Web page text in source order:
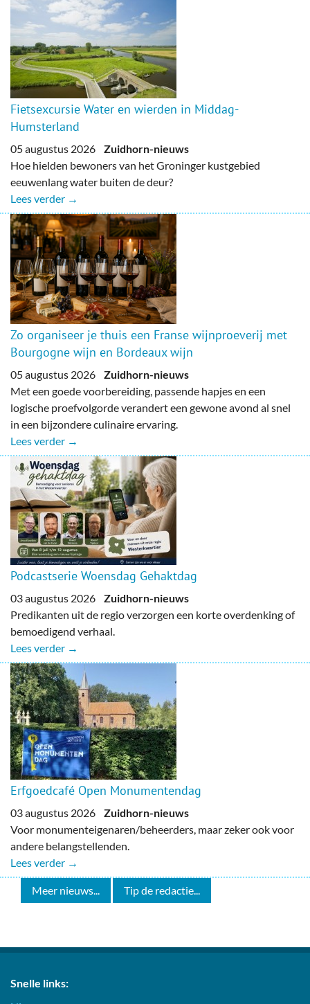
Fietsexcursie Water en wierden in Middag-
Humsterland
05 augustus 2026 Zuidhorn-nieuws
Hoe hielden bewoners van het Groninger kustgebied
eeuwenlang water buiten de deur?
Lees verder →
Zo organiseer je thuis een Franse wijnproeverij met
Bourgogne wijn en Bordeaux wijn
05 augustus 2026 Zuidhorn-nieuws
Met een goede voorbereiding, passende hapjes en een
logische proefvolgorde verandert een gewone avond al snel
in een bijzondere culinaire ervaring.
Lees verder →
Podcastserie Woensdag Gehaktdag
03 augustus 2026 Zuidhorn-nieuws
Predikanten uit de regio verzorgen een korte overdenking of
bemoedigend verhaal.
Lees verder →
Erfgoedcafé Open Monumentendag
03 augustus 2026 Zuidhorn-nieuws
Voor monumenteigenaren/beheerders, maar zeker ook voor
andere belangstellenden.
Lees verder →
Meer nieuws... Tip de redactie...
Snelle links: